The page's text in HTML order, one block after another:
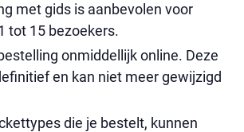
met gids is aanbevolen voor
tot 15 bezoekers.
onmiddellijk online. Deze
en kan niet meer gewijzigd
die je bestelt, kunnen